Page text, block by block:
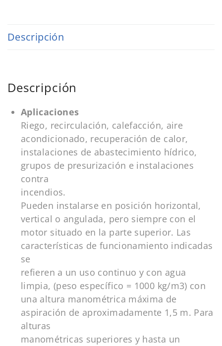
Descripción
Descripción
Aplicaciones
Riego, recirculación, calefacción, aire
acondicionado, recuperación de calor,
instalaciones de abastecimiento hídrico,
grupos de presurización e instalaciones
contra
incendios.
Pueden instalarse en posición horizontal,
vertical o angulada, pero siempre con el
motor situado en la parte superior. Las
características de funcionamiento indicadas
se
refieren a un uso continuo y con agua
limpia, (peso específico = 1000 kg/m3) con
una altura manométrica máxima de
aspiración de aproximadamente 1,5 m. Para
alturas
manométricas superiores y hasta un